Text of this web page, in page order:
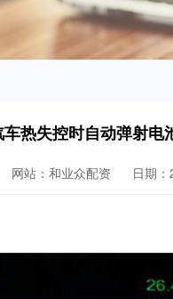
热失控时自动弹射电
网站：和业众配资 日期